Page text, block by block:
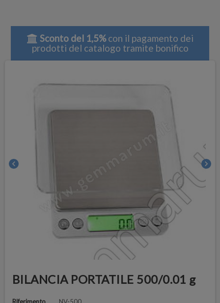
Sconto del 1,5%con il pagamento dei
prodotti del catalogo tramite bonifico
chevron_left chevron_right
BILANCIA PORTATILE 500/0.01 g